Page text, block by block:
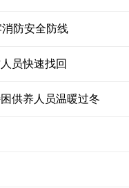
防安全防线
员快速找回
供养人员温暖过冬